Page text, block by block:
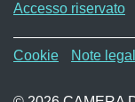
Accesso riservato
Menù privacy
Cookie Note